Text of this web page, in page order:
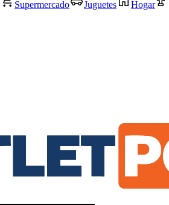
Supermercado Juguetes Hogar